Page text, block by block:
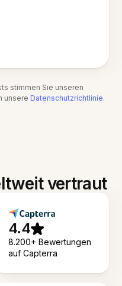
stimmen Sie unseren
unsere Datenschutzrichtlinie.
vertraut
4.4
8.200+ Bewertungen
auf Capterra